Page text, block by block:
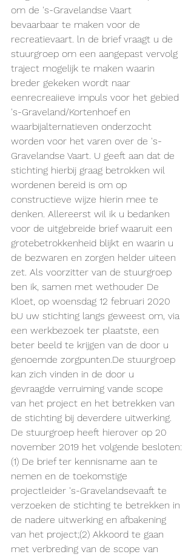
om de 's-Gravelandse Vaart
bevaarbaar te maken voor de
recreatievaart. ln de brief vraagt u de
stuurgroep om een aangepast vervolg
traject mogelijk te maken waarin
breder gekeken wordt naar
eenrecreaiieve impuls voor het gebied
's-Graveland/Kortenhoef en
waarbijalternatieven onderzocht
worden voor het varen over de 's-
Gravelandse Vaart. U geeft aan dat de
stichting hierbij graag betrokken wil
wordenen bereid is om op
constructieve wijze hierin mee te
denken. Allereerst wil ik u bedanken
voor de uitgebreide brief waaruit een
grotebetrokkenheid blijkt en waarin u
de bezwaren en zorgen helder uiteen
zet. Als voorzitter van de stuurgroep
ben ik, samen met wethouder De
Kloet, op woensdag 12 februari 2020
bU uw stichting langs geweest om, via
een werkbezoek ter plaatste, een
beter beeld te krijgen van de door u
genoemde zorgpunten.De stuurgroep
kan zich vinden in de door u
gevraagde verruiming vande scope
van het project en het betrekken van
de stichting bij deverdere uitwerking.
De stuurgroep heeft hierover op 20
november 2019 het volgende besloten:
(1) De brief ter kennisname aan te
nemen en de toekomstige
projectleider 's-Gravelandsevaaft te
verzoeken de stichting te betrekken in
de nadere uitwerking en afbakening
van het project;(2) Akkoord te gaan
met verbreding van de scope van